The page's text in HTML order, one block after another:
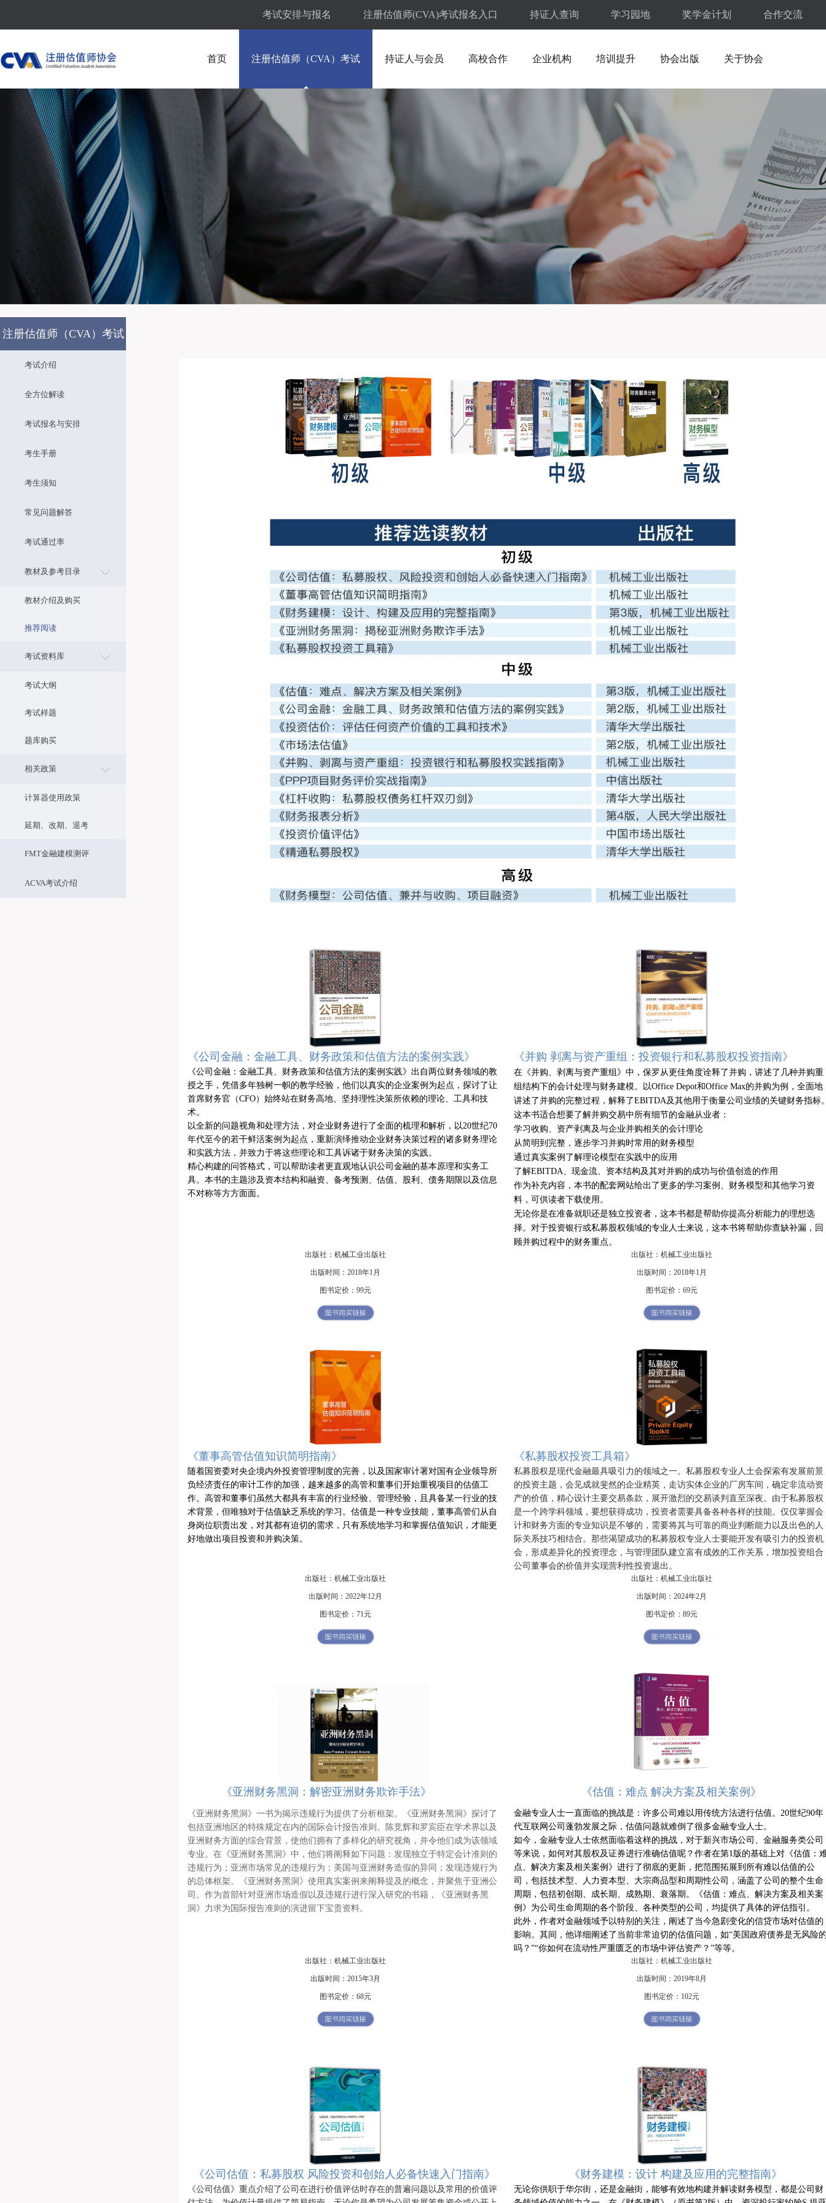
考试安排与报名 注册估值师(CVA)考试报名入口 持证人查询 学习园地 奖学金计划 合作交流
首页 注册估值师（CVA）考试 持证人与会员 高校合作 企业机构 培训提升 协会出版 关于协会
注册估值师（CVA）考试
考试介绍
全方位解读
考试报名与安排
考生手册
考生须知
常见问题解答
考试通过率
教材及参考目录
教材介绍及购买
推荐阅读
考试资料库
考试大纲
考试样题
题库购买
相关政策
计算器使用政策
延期、改期、退考
FMT金融建模测评
ACVA考试介绍
《公司金融：金融工具、财务政策和估值方法的案例实践》 《并购 剥离与资产重组：投资银行和私募股权投资指南》
《公司金融：金融工具、财务政策和估值方法的案例实践》出自两位财务领域的教
授之手，凭借多年独树一帜的教学经验，他们以真实的企业案例为起点，探讨了让
首席财务官（CFO）始终站在财务高地、坚持理性决策所依赖的理论、工具和技
术。
以全新的问题视角和处理方法，对企业财务进行了全面的梳理和解析，以20世纪70
年代至今的若干鲜活案例为起点，重新演绎推动企业财务决策过程的诸多财务理论
和实践方法，并致力于将这些理论和工具诉诸于财务决策的实践。
精心构建的问答格式，可以帮助读者更直观地认识公司金融的基本原理和实务工
具。本书的主题涉及资本结构和融资、备考预测、估值、股利、债务期限以及信息
不对称等方方面面。
在《并购、剥离与资产重组》中，保罗从更佳角度诠释了并购，讲述了几种并购重
组结构下的会计处理与财务建模。以Office Depot和Office Max的并购为例，全面地
讲述了并购的完整过程，解释了EBITDA及其他用于衡量公司业绩的关键财务指标
这本书适合想要了解并购交易中所有细节的金融从业者：
学习收购、资产剥离及与企业并购相关的会计理论
从简明到完整，逐步学习并购时常用的财务模型
通过真实案例了解理论模型在实践中的应用
了解EBITDA、现金流、资本结构及其对并购的成功与价值创造的作用
作为补充内容，本书的配套网站给出了更多的学习案例、财务模型和其他学习资
料，可供读者下载使用。
无论你是在准备就职还是独立投资者，这本书都是帮助你提高分析能力的理想选
择。对于投资银行或私募股权领域的专业人士来说，这本书将帮助你查缺补漏，回
顾并购过程中的财务重点。
出版社：机械工业出版社
出版时间：2018年1月
图书定价：99元
出版社：机械工业出版社
出版时间：2018年1月
图书定价：69元
《董事高管估值知识简明指南》 《私募股权投资工具箱》
随着国资委对央企境内外投资管理制度的完善，以及国家审计署对国有企业领导所
负经济责任的审计工作的加强，越来越多的高管和董事们开始重视项目的估值工
作。高管和董事们虽然大都具有丰富的行业经验、管理经验，且具备某一行业的技
术背景，但唯独对于估值缺乏系统的学习。估值是一种专业技能，董事高管们从自
身岗位职责出发，对其都有迫切的需求，只有系统地学习和掌握估值知识，才能更
好地做出项目投资和并购决策。
私募股权是现代金融最具吸引力的领域之一。私募股权专业人土会探索有发展前景
的投资主题，会见成就斐然的企业精英，走访实体企业的厂房车间，确定非流动资
产的价值，精心设计主要交易条款，展开激烈的交易谈判直至深夜。由于私募股权
是一个跨学科领域，要想获得成功，投资者需要具备各种各样的技能。仅仅掌握会
计和财务方面的专业知识是不够的，需要将其与可靠的商业判断能力以及出色的人
际关系技巧相结合。那些渴望成功的私募股权专业人士要能开发有吸引力的投资机
会，形成差异化的投资理念，与管理团队建立富有成效的工作关系，增加投资组合
公司董事会的价值并实现营利性投资退出。
出版社：机械工业出版社
出版时间：2022年12月
图书定价：71元
出版社：机械工业出版社
出版时间：2024年2月
图书定价：89元
《亚洲财务黑洞： 解密亚洲财务欺诈手法》 《估值：难点 解决方案及相关案例》
《亚洲财务黑洞》一书为揭示违规行为提供了分析框架。《亚洲财务黑洞》探讨了
包括亚洲地区的特殊规定在内的国际会计报告准则。陈竞辉和罗宾臣在学术界以及
亚洲财务方面的综合背景，使他们拥有了多样化的研究视角，并令他们成为该领域
专业。在《亚洲财务黑洞》中，他们将阐释如下问题：发现独立于特定会计准则的
违规行为；亚洲市场常见的违规行为；美国与亚洲财务造假的异同；发现违规行为
的总体框架。《亚洲财务黑洞》使用真实案例来阐释提及的概念，并聚焦于亚洲公
司。作为首部针对亚洲市场造假以及违规行进行深入研究的书籍，《亚洲财务黑
洞》力求为国际报告准则的演进留下宝贵资料。
金融专业人士一直面临的挑战是：许多公司难以用传统方法进行估值。20世纪90年
代互联网公司蓬勃发展之际，估值问题就难倒了很多金融专业人士。
如今，金融专业人士依然面临着这样的挑战，对于新兴市场公司、金融服务类公司
等来说，如何对其股权及证券进行准确估值呢？作者在第1版的基础上对《估值：
点、解决方案及相关案例》进行了彻底的更新，把范围拓展到所有难以估值的公
司，包括技术型、人力资本型、大宗商品型和周期性公司，涵盖了公司的整个生命
周期，包括初创期、成长期、成熟期、衰落期。《估值：难点、解决方案及相关案
例》为公司生命周期的各个阶段、各种类型的公司，均提供了具体的评估指引。
此外，作者对金融领域予以特别的关注，阐述了当今急剧变化的信贷市场对估值的
影响。其间，他详细阐述了当前非常迫切的估值问题，如“美国政府债券是无风险
吗？”“你如何在流动性严重匮乏的市场中评估资产？”等等。
出版社：机械工业出版社
出版时间：2015年3月
图书定价：68元
出版社：机械工业出版社
出版时间：2019年8月
图书定价：102元
《公司估值：私募股权 风险投资和创始人必备快速入门指南》 《财务建模：设计 构建及应用的完整指南》
《公司估值》重点介绍了公司在进行价值评估时存在的普遍问题以及常用的价值评
无论你供职于华尔街，还是金融街，能够有效地构建并解读财务模型，都是公司财